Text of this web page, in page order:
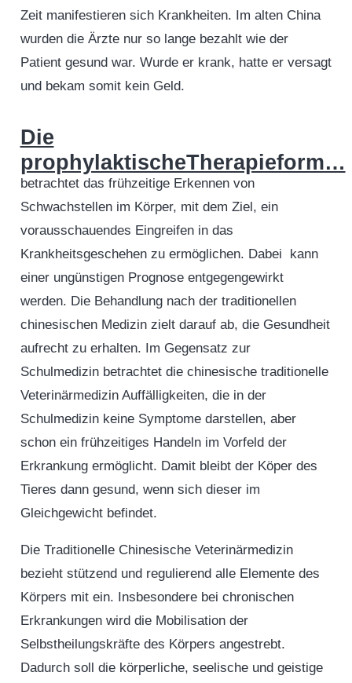
Zeit manifestieren sich Krankheiten. Im alten China
wurden die Ärzte nur so lange bezahlt wie der
Patient gesund war. Wurde er krank, hatte er versagt
und bekam somit kein Geld.
Die
prophylaktischeTherapieform…
betrachtet das frühzeitige Erkennen von
Schwachstellen im Körper, mit dem Ziel, ein
vorausschauendes Eingreifen in das
Krankheitsgeschehen zu ermöglichen. Dabei kann
einer ungünstigen Prognose entgegengewirkt
werden. Die Behandlung nach der traditionellen
chinesischen Medizin zielt darauf ab, die Gesundheit
aufrecht zu erhalten. Im Gegensatz zur
Schulmedizin betrachtet die chinesische traditionelle
Veterinärmedizin Auffälligkeiten, die in der
Schulmedizin keine Symptome darstellen, aber
schon ein frühzeitiges Handeln im Vorfeld der
Erkrankung ermöglicht. Damit bleibt der Köper des
Tieres dann gesund, wenn sich dieser im
Gleichgewicht befindet.
Die Traditionelle Chinesische Veterinärmedizin
bezieht stützend und regulierend alle Elemente des
Körpers mit ein. Insbesondere bei chronischen
Erkrankungen wird die Mobilisation der
Selbstheilungskräfte des Körpers angestrebt.
Dadurch soll die körperliche, seelische und geistige